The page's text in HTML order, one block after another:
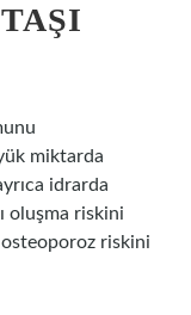
miktarda
idrarda
oluşma riskini
osteoporoz riskini